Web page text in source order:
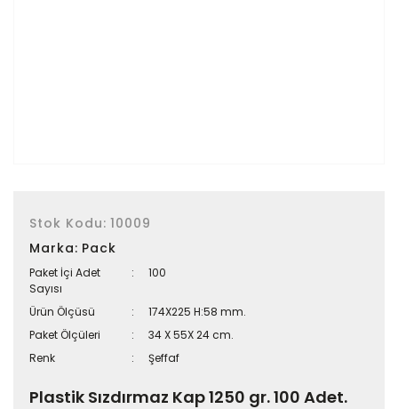
Stok Kodu: 10009
Marka: Pack
Paket İçi Adet
Sayısı
100
Ürün Ölçüsü
174X225 H:58 mm.
Paket Ölçüleri
34 X 55X 24 cm.
Renk
Şeffaf
Plastik Sızdırmaz Kap 1250 gr. 100 Adet.